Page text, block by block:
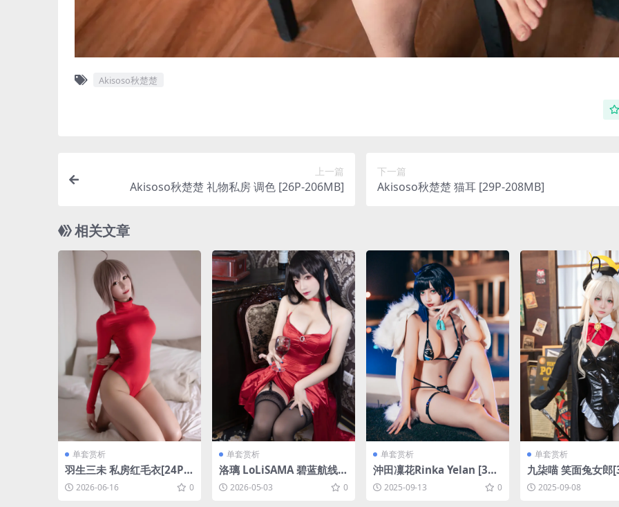
Akisoso秋楚楚
上一篇
Akisoso秋楚楚 礼物私房 调色 [26P-206MB]
下一篇
Akisoso秋楚楚 猫耳 [29P-208MB]
相关文章
单套赏析
羽生三未 私房红毛衣[24P-1
81.7M]
2026-06-16 0
单套赏析
洛璃 LoLiSAMA 碧蓝航线
大凤毒苹果[60P-612.6M]
2026-05-03 0
单套赏析
沖田凜花Rinka Yelan [30P
-824MB]
2025-09-13 0
单套赏析
九柒喵 笑面兔女郎
3.9M]
2025-09-08